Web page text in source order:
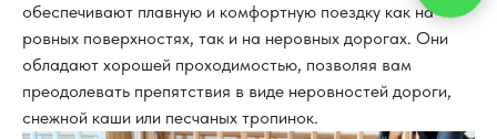
обеспечивают плавную и комфортную поездку как на
ровных поверхностях, так и на неровных дорогах. Они
обладают хорошей проходимостью, позволяя вам
преодолевать препятствия в виде неровностей дороги,
снежной каши или песчаных тропинок.